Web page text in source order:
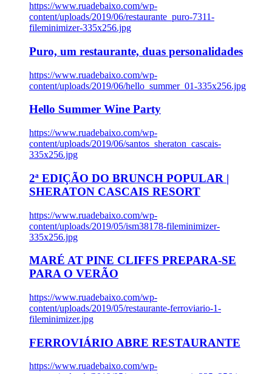
https://www.ruadebaixo.com/wp-
content/uploads/2019/06/restaurante_puro-7311-
fileminimizer-335x256.jpg
Puro, um restaurante, duas personalidades
https://www.ruadebaixo.com/wp-
content/uploads/2019/06/hello_summer_01-335x256.jpg
Hello Summer Wine Party
https://www.ruadebaixo.com/wp-
content/uploads/2019/06/santos_sheraton_cascais-
335x256.jpg
2ª EDIÇÃO DO BRUNCH POPULAR |
SHERATON CASCAIS RESORT
https://www.ruadebaixo.com/wp-
content/uploads/2019/05/ism38178-fileminimizer-
335x256.jpg
MARÉ AT PINE CLIFFS PREPARA-SE
PARA O VERÃO
https://www.ruadebaixo.com/wp-
content/uploads/2019/05/restaurante-ferroviario-1-
fileminimizer.jpg
FERROVIÁRIO ABRE RESTAURANTE
https://www.ruadebaixo.com/wp-